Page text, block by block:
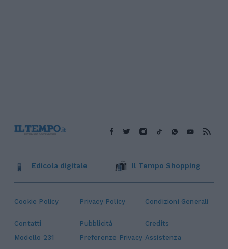
Cookie Policy Privacy Policy Condizioni Generali
Contatti Pubblicità
Credits
Modello 231
Preferenze Privacy Assistenza
Edicola digitale Il Tempo Shopping